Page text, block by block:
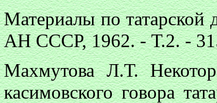
Материалы по татарской
АН СССР, 1962. - Т.2. -
Махмутова Л.Т.
касимовского говора